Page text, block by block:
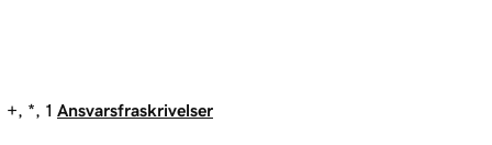
+, *, 1 Ansvarsfraskrivelser